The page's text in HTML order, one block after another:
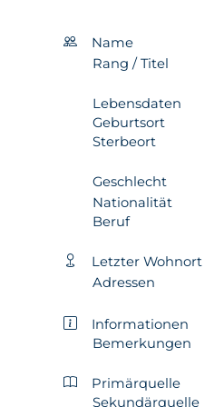
Name
Rang / Titel
Lebensdaten
Geburtsort
Sterbeort
Geschlecht
Nationalität
Beruf
Letzter Wohnort
Adressen
Informationen
Bemerkungen
Primärquelle
Sekundärquelle